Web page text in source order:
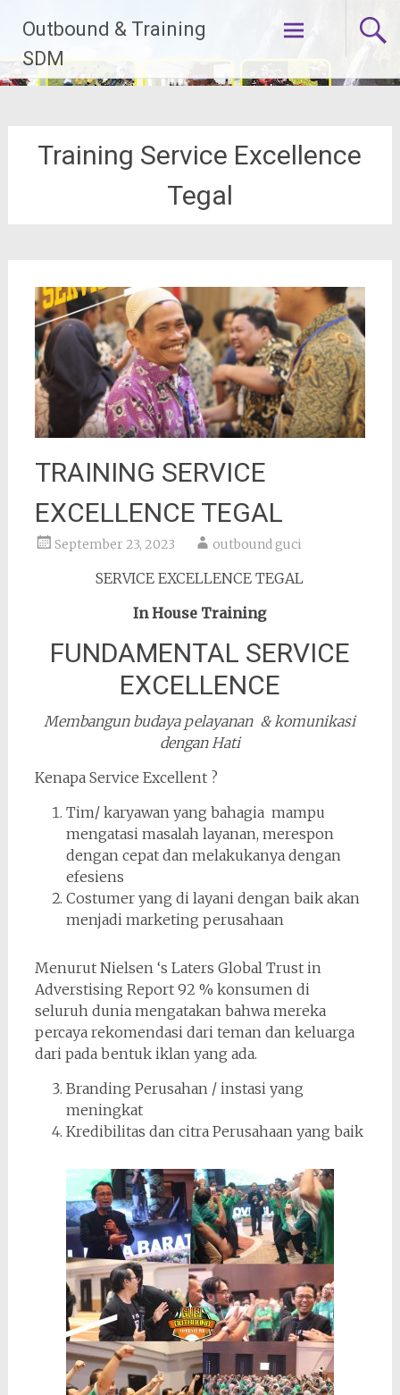
konten
Outbound & Training
SDM
Training Service Excellence
Tegal
TRAINING SERVICE
EXCELLENCE TEGAL
September 23, 2023 outbound guci
SERVICE EXCELLENCE TEGAL
In House Training
FUNDAMENTAL SERVICE
EXCELLENCE
Membangun budaya pelayanan & komunikasi
dengan Hati
Kenapa Service Excellent ?
Tim/ karyawan yang bahagia mampu
mengatasi masalah layanan, merespon
dengan cepat dan melakukanya dengan
efesiens
Costumer yang di layani dengan baik akan
menjadi marketing perusahaan
Menurut Nielsen ‘s Laters Global Trust in
Adverstising Report 92 % konsumen di
seluruh dunia mengatakan bahwa mereka
percaya rekomendasi dari teman dan keluarga
dari pada bentuk iklan yang ada.
Branding Perusahan / instasi yang
meningkat
Kredibilitas dan citra Perusahaan yang baik